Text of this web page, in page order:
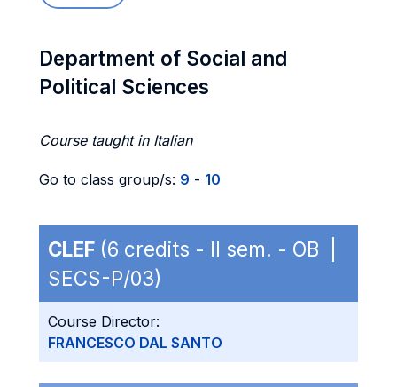
Department of Social and
Political Sciences
Course taught in Italian
Go to class group/s: 9 - 10
CLEF (6 credits - II sem. - OB |
SECS-P/03)
Course Director:
FRANCESCO DAL SANTO